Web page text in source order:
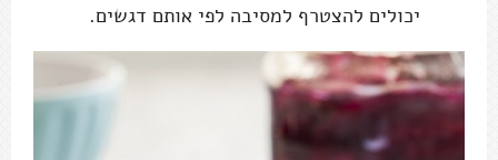
יכולים להצטרף למסיבה לפי אותם דגשים.